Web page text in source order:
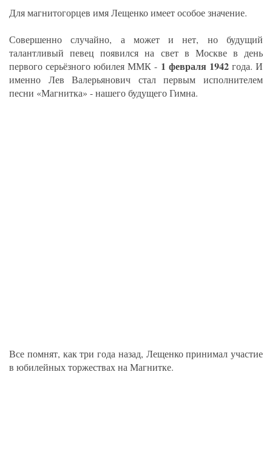
Для магнитогорцев имя Лещенко имеет особое значение.
Совершенно случайно, а может и нет, но будущий
талантливый певец появился на свет в Москве в день
первого серьёзного юбилея ММК - 1 февраля 1942года. И
именно Лев Валерьянович стал первым исполнителем
песни «Магнитка» - нашего будущего Гимна.
Все помнят, как три года назад, Лещенко принимал участие
в юбилейных торжествах на Магнитке.